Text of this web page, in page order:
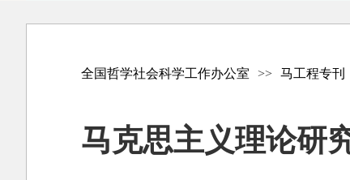
全国哲学社会科学工作办公室 >> 马工程专刊
马克思主义理论研